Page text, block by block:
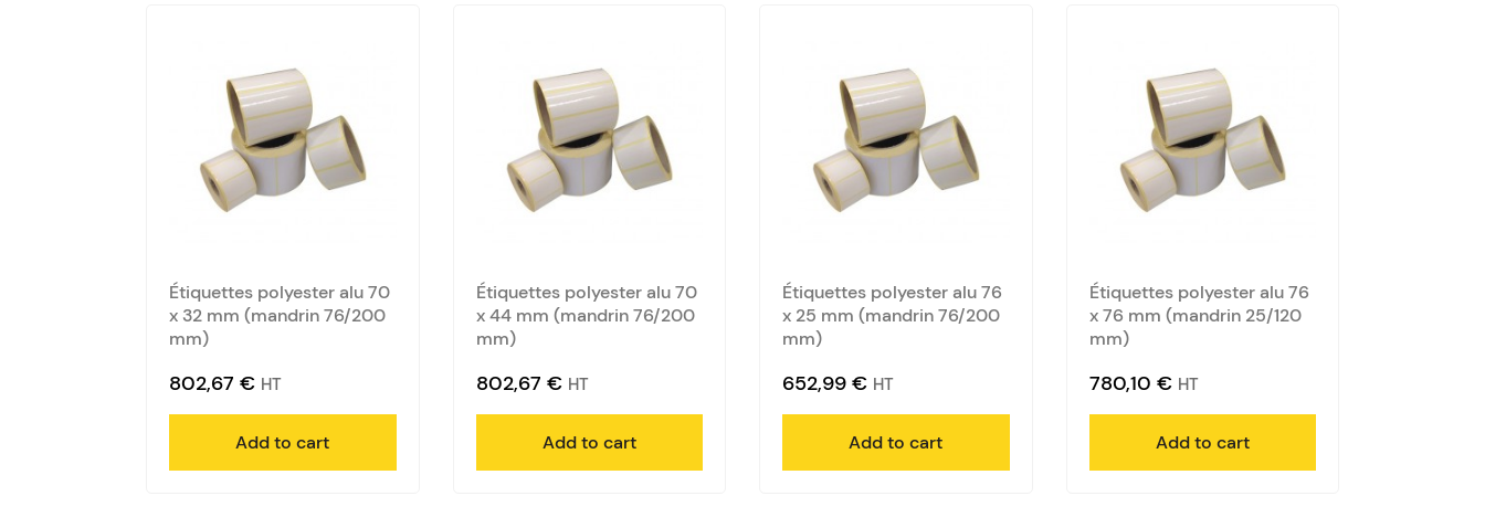
Étiquettes polyester alu 70
x 32 mm (mandrin 76/200
mm)
802,67 € HT
Add to cart
Étiquettes polyester alu 70
x 44 mm (mandrin 76/200
mm)
802,67 € HT
Add to cart
Étiquettes polyester alu 76
x 25 mm (mandrin 76/200
mm)
652,99 € HT
Add to cart
Étiquettes polyester alu 76
x 76 mm (mandrin 25/120
mm)
780,10 € HT
Add to cart